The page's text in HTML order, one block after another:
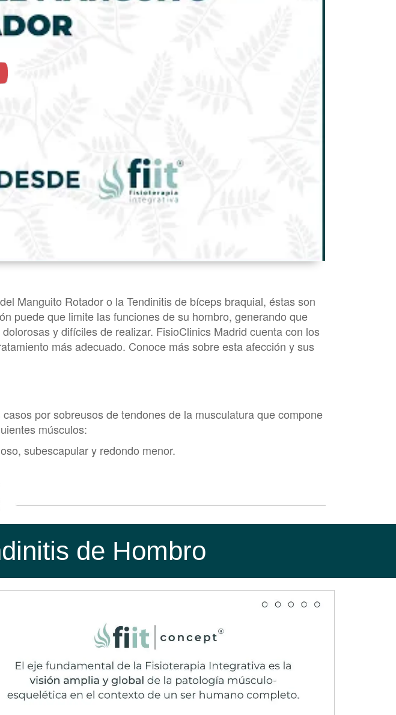
Manguito Rotador o la Tendinitis de bíceps braquial, éstas son
puede que limite las funciones de su hombro, generando que
y difíciles de realizar. FisioClinics Madrid cuenta con los
más adecuado. Conoce más sobre esta afección y sus
por sobreusos de tendones de la musculatura que compone
músculos:
subescapular y redondo menor.
la que involucra el tendón del músculo supraespinoso, a
de hombro, significa que sus tendones están inflamados o
Hombro?
problema. Los síntomas de la Tendinitis de Hombro que
su brazo
de Hombro